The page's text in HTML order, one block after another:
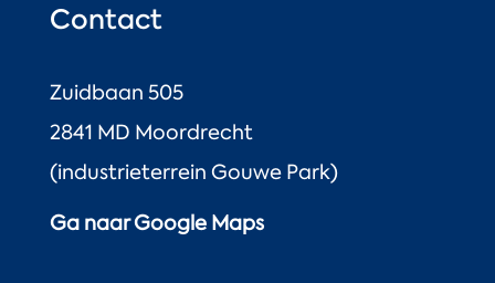
Contact
Zuidbaan 505
2841 MD Moordrecht
(industrieterrein Gouwe Park)
Ga naar Google Maps